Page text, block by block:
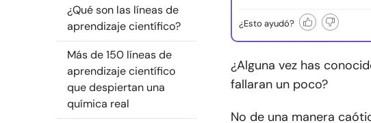
¿Qué son las líneas de
aprendizaje científico?
Más de 150 líneas de
aprendizaje científico
que despiertan una
química real
¿Esto ayudó?
¿Alguna vez has
fallaran un poco?
No de una manera